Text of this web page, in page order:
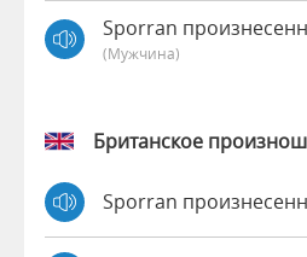
Sporran
(мужчина)
Британское
Sporran